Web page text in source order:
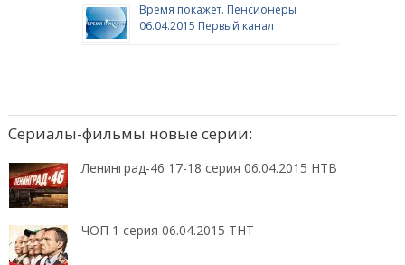
Время покажет. Пенсионеры
06.04.2015 Первый канал
Сериалы-фильмы новые серии:
Ленинград-46 17-18 серия 06.04.2015 НТВ
ЧОП 1 серия 06.04.2015 ТНТ